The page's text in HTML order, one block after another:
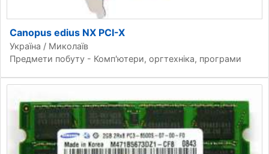
Canopus edius NX PCI-X
Україна / Миколаїв
Предмети побуту - Комп'ютери, оргтехніка, програми